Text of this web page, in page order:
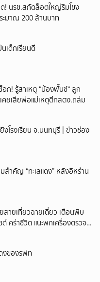
! นรข.สกัดล็อตใหญ่ริมโขง
มาณ 200 ล้านบาท
เด็กเรียนดี
อก! รู้สาเหตุ “น้องพั๊นซ์“ ลูก
ยเสียพ่อแม่เหตุตึกสตง.ถล่ม
งโรงเรียน จ.นนทบุรี | ข่าวช่อง
สำคัญ “ทะเลแดง” หลังอิหร่าน
สายเที่ยวฉายเดี่ยว เตือนพิษ
คร่าชีวิต แนะพกเครื่องตรวจ
งของรฟท